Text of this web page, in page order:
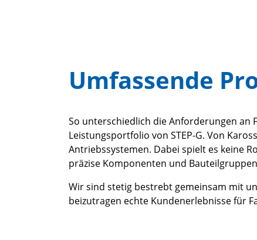
Umfassende
So unterschiedlich die Anforderungen an
Leistungsportfolio von STEP-G. Von
Antriebssystemen. Dabei spielt es keine
präzise Komponenten und
Wir sind stetig bestrebt gemeinsam mit
beizutragen echte Kundenerlebnisse für